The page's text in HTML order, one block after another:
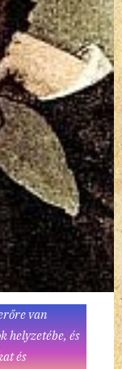
van
helyzetébe, és
és